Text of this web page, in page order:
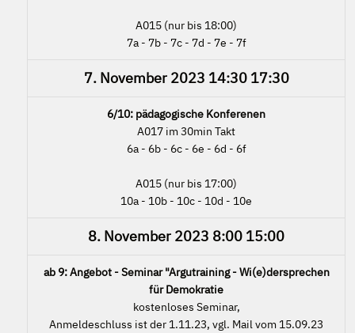
A015 (nur bis 18:00)
7a - 7b - 7c - 7d - 7e - 7f
7. November 2023 14:30 17:30
6/10: pädagogische Konferenen
A017 im 30min Takt
6a - 6b - 6c - 6e - 6d - 6f
A015 (nur bis 17:00)
10a - 10b - 10c - 10d - 10e
8. November 2023 8:00 15:00
ab 9: Angebot - Seminar "Argutraining - Wi(e)dersprechen
für Demokratie
kostenloses Seminar,
Anmeldeschluss ist der 1.11.23, vgl. Mail vom 15.09.23